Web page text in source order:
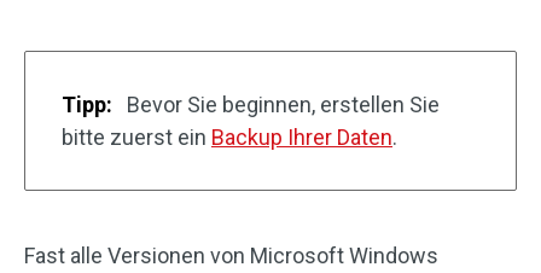
Tipp:
Bevor Sie beginnen, erstellen Sie
bitte zuerst ein Backup Ihrer Daten.
Fast alle Versionen von Microsoft Windows